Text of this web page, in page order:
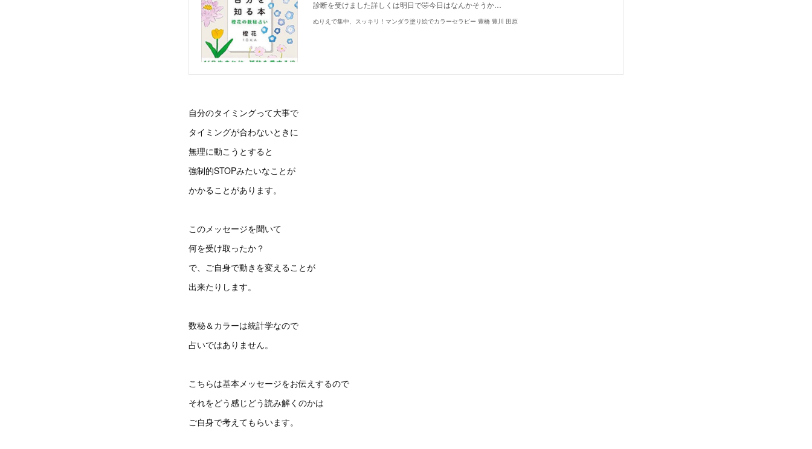
診断を受けました詳しくは明日で🤣今日はなんかそうか…
ぬりえで集中、スッキリ！マンダラ塗り絵でカラーセラピー 豊橋 豊川 田原
自分のタイミングって大事で
タイミングが合わないときに
無理に動こうとすると
強制的STOPみたいなことが
かかることがあります。
このメッセージを聞いて
何を受け取ったか？
で、ご自身で動きを変えることが
出来たりします。
数秘＆カラーは統計学なので
占いではありません。
こちらは基本メッセージをお伝えするので
それをどう感じどう読み解くのかは
ご自身で考えてもらいます。